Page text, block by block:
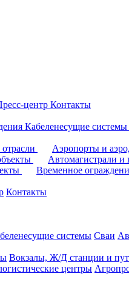
центр Контакты
Кабеленесущие системы
Аэропорты и
Автомагистрали и
Временное
Контакты
системы Cваи
Вокзалы, Ж/Д станции и
центры